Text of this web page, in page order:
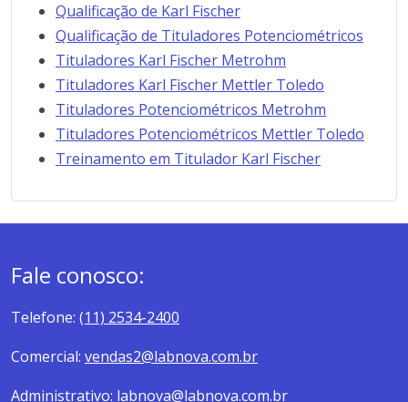
Qualificação de Karl Fischer
Qualificação de Tituladores Potenciométricos
Tituladores Karl Fischer Metrohm
Tituladores Karl Fischer Mettler Toledo
Tituladores Potenciométricos Metrohm
Tituladores Potenciométricos Mettler Toledo
Treinamento em Titulador Karl Fischer
Fale conosco:
Telefone: (11) 2534-2400
Comercial: vendas2@labnova.com.br
Administrativo: labnova@labnova.com.br